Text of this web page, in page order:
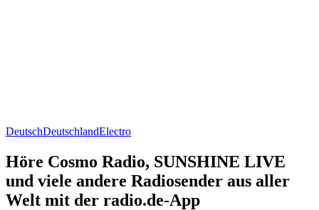
DeutschDeutschlandElectro
Höre Cosmo Radio, SUNSHINE LIVE
und viele andere Radiosender aus aller
Welt mit der radio.de-App